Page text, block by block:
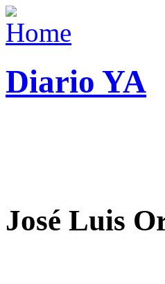
Diario YA
José Luis